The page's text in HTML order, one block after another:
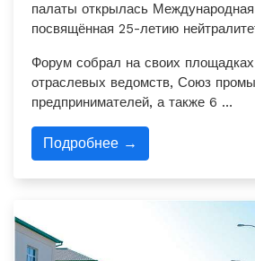
палаты открылась
посвящённая 25-летию
Форум собрал на своих
отраслевых ведомств, Союз
предпринимателей, а также 6 …
Подробнее →